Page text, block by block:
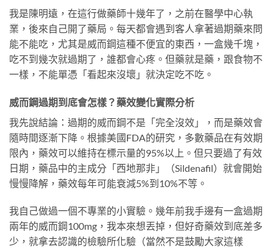
我是陳明遠，在這行做藥師十幾年了，之前在醫學中心執
業，後來自己開了藥局。每天都會遇到客人拿著過期藥來問
能不能吃，尤其是威而鋼這種不便宜的東西，一盒幾千塊，
吃不到幾次就過期了，誰都會心疼。但藥就是藥，跟食物不
一樣，不能單憑「看起來沒壞」就決定吃不吃。
威而鋼過期到底會怎樣？藥效變化實際分析
我先說結論：過期的威而鋼不是「完全沒效」，而是藥效會
隨時間逐漸下降。根據美國FDA的研究，多數藥品在有效期
限內，藥效可以維持在標示量的95%以上。但只要過了有效
日期，藥品中的主成分「西地那非」（Sildenafil）就會開始
慢慢降解，藥效每年可能衰減5%到10%不等。
我自己做過一個不專業的小實驗。幾年前我手邊有一盒過期
兩年的威而鋼100mg，我本來想丟掉，但好奇藥效到底差多
少，就拿去認識的檢驗所化驗（當然不是鼓勵大家這樣